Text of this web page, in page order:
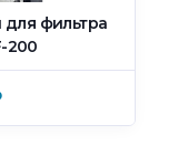
фильтра
200